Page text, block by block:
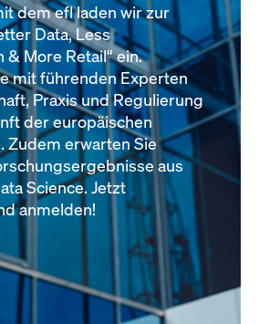
dem efl laden wir zur
Data, Less
More Retail“ ein.
mit führenden Experten
Praxis und Regulierung
der europäischen
Zudem erwarten Sie
aus
Science. Jetzt
anmelden!